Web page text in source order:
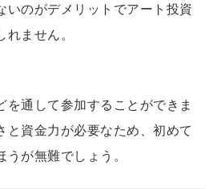
いのがデメリットでアート投資
ません。
を通して参加することができま
と資金力が必要なため、初めて
が無難でしょう。